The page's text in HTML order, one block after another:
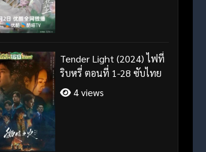
Tender Light (2024) ไฟที่
ริบหรี่ ตอนที่ 1-28 ซับไทย
4 views